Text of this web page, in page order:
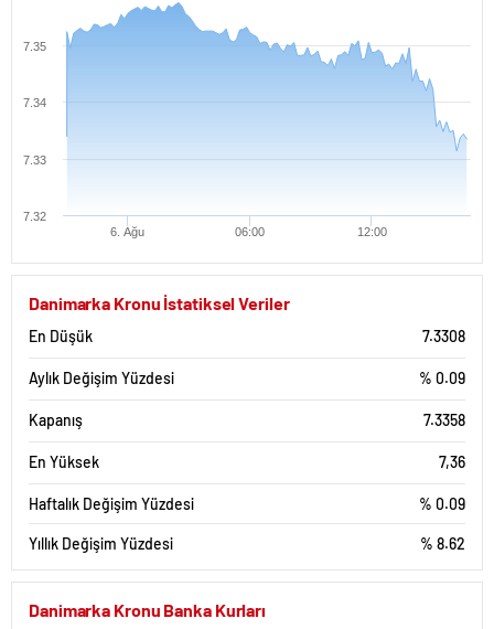
6. Ağu 12:00
06:00
7.32
7.33
7.34
7.35
Danimarka Kronu İstatiksel Veriler
En Düşük 7.3308
Aylık Değişim Yüzdesi % 0.09
Kapanış 7.3358
En Yüksek 7,36
Haftalık Değişim Yüzdesi % 0.09
Yıllık Değişim Yüzdesi % 8.62
Danimarka Kronu Banka Kurları